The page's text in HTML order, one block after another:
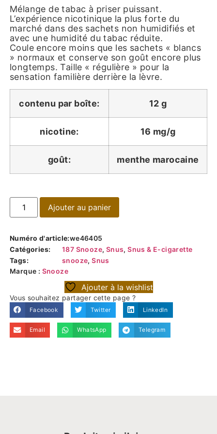
Mélange de tabac à priser puissant.
L’expérience nicotinique la plus forte du
marché dans des sachets non humidifiés et
avec une humidité du tabac réduite.
Coule encore moins que les sachets « blancs
» normaux et conserve son goût encore plus
longtemps. Taille « régulière » pour la
sensation familière derrière la lèvre.
contenu par boîte: 12 g
nicotine: 16 mg/g
goût: menthe marocaine
Ajouter au panier
Numéro d'article:we46405
Catégories:
187 Snooze, Snus,Snus & E-cigarette
Tags:
snooze,Snus
Marque : Snooze
Ajouter à la wishlist
Vous souhaitez partager cette page ?
Facebook Twitter LinkedIn
Email WhatsApp Telegram